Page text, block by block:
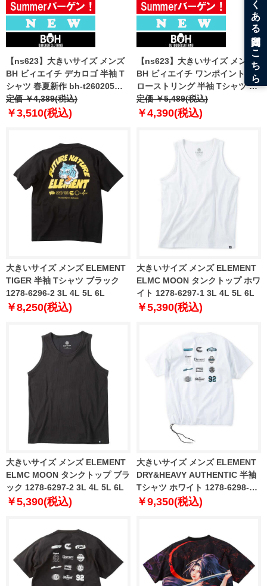
【ns623】大きいサイズ メンズ
BH ビィエイチ デカロゴ 半袖 T
シャツ 春夏新作 bh-t260205
【fre】
定価 ￥4,389(税込)
￥3,510(税込)
【ns623】大きいサイズ メンズ
BH ビィエイチ ワンポイント ド
ローストリング 半袖 Tシャツ 春
夏新作 bh-t260206 【fre】
定価 ￥5,489(税込)
￥4,390(税込)
大きいサイズ メンズ ELEMENT
TIGER 半袖 Tシャツ ブラック
1278-6296-2 3L 4L 5L 6L
￥8,250(税込)
大きいサイズ メンズ ELEMENT
ELMC MOON タンクトップ ホワ
イト 1278-6297-1 3L 4L 5L 6L
￥5,390(税込)
大きいサイズ メンズ ELEMENT
ELMC MOON タンクトップ ブラ
ック 1278-6297-2 3L 4L 5L 6L
￥5,390(税込)
大きいサイズ メンズ ELEMENT
DRY&HEAVY AUTHENTIC 半袖
Tシャツ ホワイト 1278-6298-1
3L 4L 5L 6L
￥9,350(税込)